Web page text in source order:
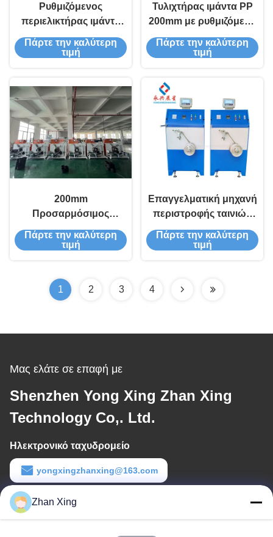
Ρυθμιζόμενος
περιελικτήρας ιμάντα
PP με έλεγχο PLC για
εργοστάσια
Πάρτε την καλύτερη
τιμή
Τυλιχτήρας ιμάντα PP
200mm με ρυθμιζόμενη
τάση για την κατασκευή
Πάρτε την καλύτερη
τιμή
200mm
Προσαρμόσιμος
Τυλιχτής Ιμάντα PP με
Έλεγχο PLC
Πάρτε την καλύτερη
τιμή
Επαγγελματική μηχανή
περιστροφής ταινιών
PP με 220V/380V/415V
επιλογές τάσης
Πάρτε την καλύτερη
τιμή
1 2 3 4
Μας ελάτε σε επαφή με
Shenzhen Yong Xing Zhan Xing
Technology Co,. Ltd.
Ηλεκτρονικό ταχυδρομείο
yongxingzhanxing@163.com
Εργασιακό χρόνο
8:00-20:00
Zhan Xing